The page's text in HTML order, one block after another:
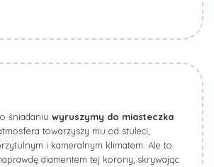
śniadaniu wyruszymy do miasteczka
towarzyszy mu od stuleci,
i kameralnym klimatem. Ale to
diamentem tej korony, skrywając